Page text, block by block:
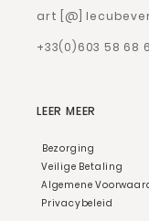
art [@]
+33(0)603 58 68
LEER MEER
Bezorging
Veilige Betaling
Algemene
Privacybeleid